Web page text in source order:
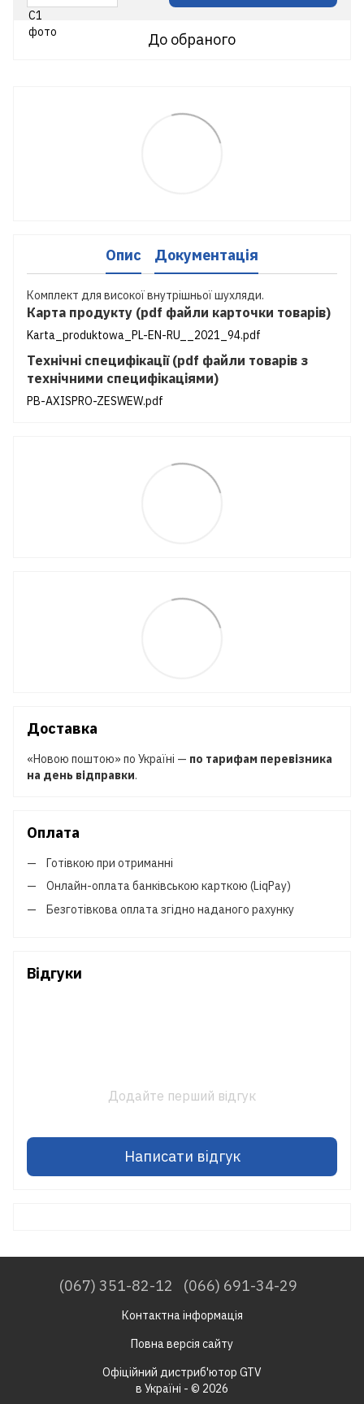
До обраного
Опис Документація
Комплект для високої внутрішньої шухляди.
Карта продукту (pdf файли карточки товарів)
Karta_produktowa_PL-EN-RU__2021_94.pdf
Технічні специфікації (pdf файли товарів з
технічними специфікаціями)
PB-AXISPRO-ZESWEW.pdf
Доставка
«Новою поштою» по Україні — по тарифам перевізника
на день відправки.
Оплата
Готівкою при отриманні
Онлайн-оплата банківською карткою (LiqPay)
Безготівкова оплата згідно наданого рахунку
Відгуки
Додайте перший відгук
Написати відгук
(067) 351-82-12 (066) 691-34-29
Контактна інформація
Повна версія сайту
Офіційний дистриб'ютор GTV
в Україні - © 2026